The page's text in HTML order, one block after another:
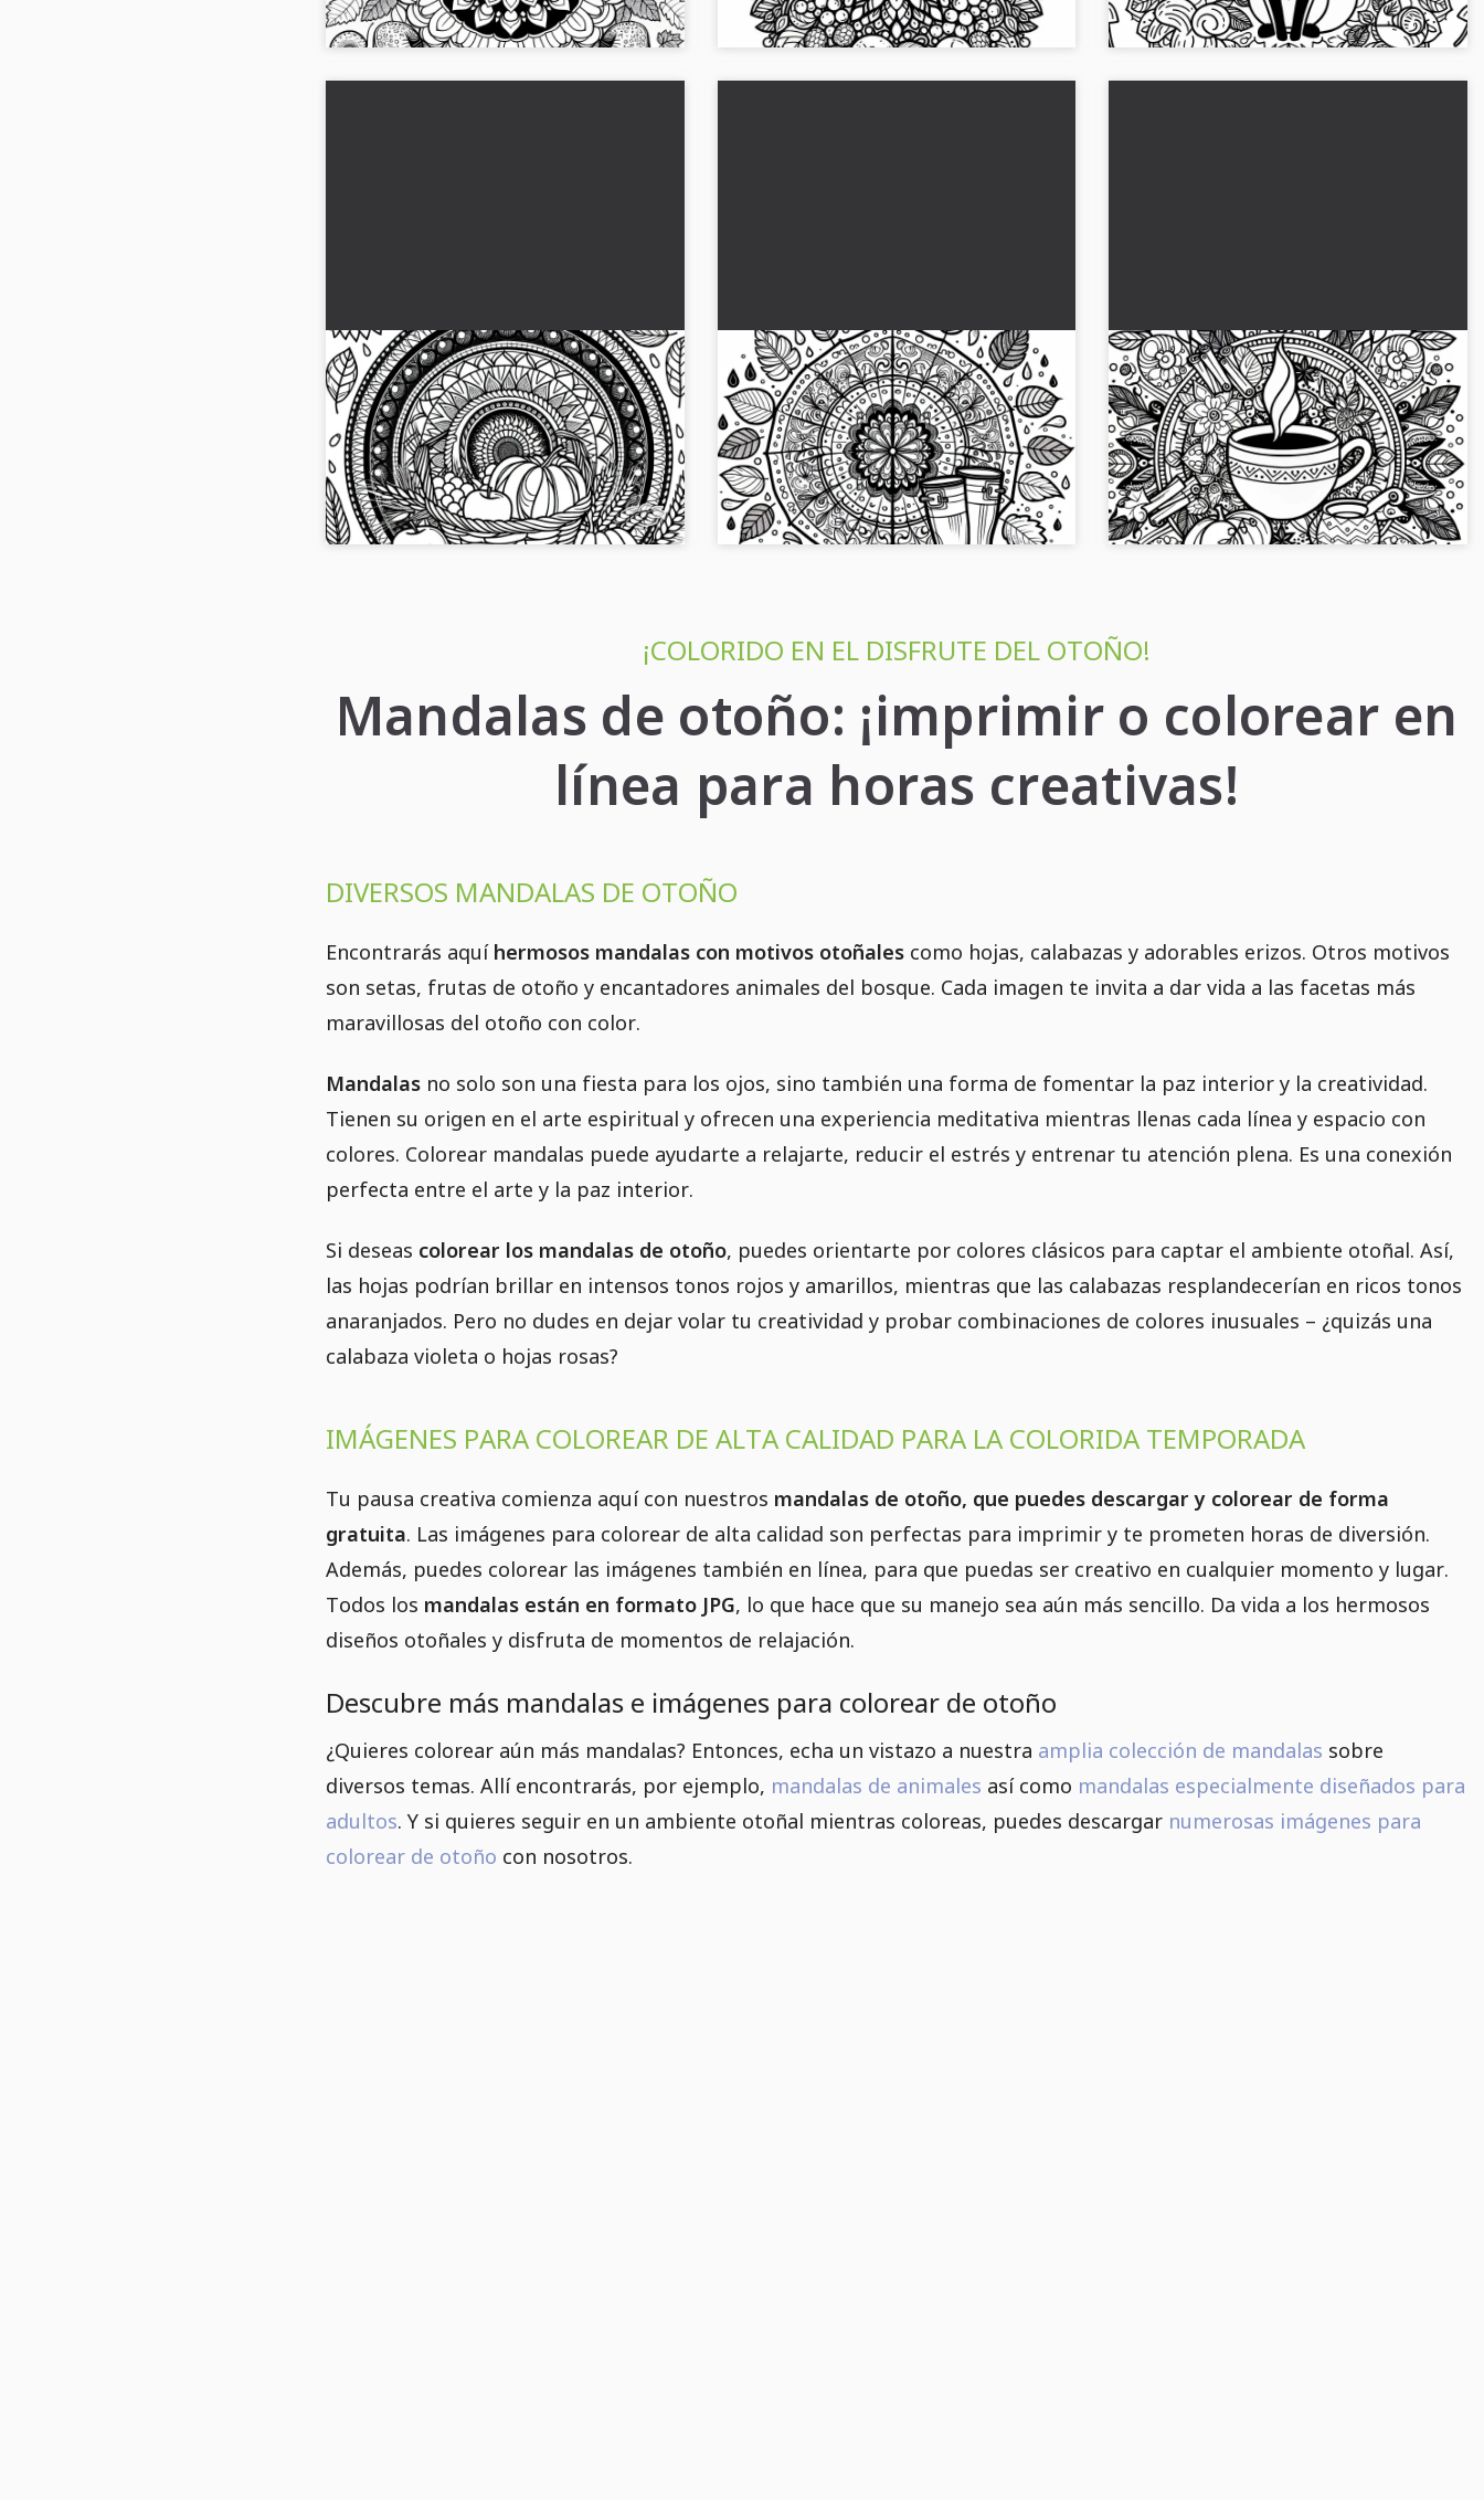
ahora!...
Descarga gratuita de una imagen
para colorear de mandala de otoño
para la cosecha
¡Experimenta horas creativas con nuestro
mandala de otoño gratuito! ¡Descarga la
imagen para colorear ahora!...
Mandala para colorear de lluvia para
el otoño - Descarga gratuita
Experimente el colorido mandala de lluvia para
colorear en otoño. ¡Descarga la hoja de
colorear gratuita y crea tus propios colores!...
Taza de té Mandala plantilla para
colorear otoño gratis
Descubre la plantilla de mandala para colorear
de tazas de té creativas para el otoño.
Descarga la imagen gratis y empieza a colorear
de inmediato...
¡COLORIDO EN EL DISFRUTE DEL OTOÑO!
Mandalas de otoño: ¡imprimir o colorear en
línea para horas creativas!
DIVERSOS MANDALAS DE OTOÑO
Encontrarás aquí hermosos mandalas con motivos otoñales como hojas, calabazas y adorables erizos. Otros motivos
son setas, frutas de otoño y encantadores animales del bosque. Cada imagen te invita a dar vida a las facetas más
maravillosas del otoño con color.
Mandalas no solo son una fiesta para los ojos, sino también una forma de fomentar la paz interior y la creatividad.
Tienen su origen en el arte espiritual y ofrecen una experiencia meditativa mientras llenas cada línea y espacio con
colores. Colorear mandalas puede ayudarte a relajarte, reducir el estrés y entrenar tu atención plena. Es una conexión
perfecta entre el arte y la paz interior.
Si deseas colorear los mandalas de otoño, puedes orientarte por colores clásicos para captar el ambiente otoñal. Así,
las hojas podrían brillar en intensos tonos rojos y amarillos, mientras que las calabazas resplandecerían en ricos tonos
anaranjados. Pero no dudes en dejar volar tu creatividad y probar combinaciones de colores inusuales – ¿quizás una
calabaza violeta o hojas rosas?
IMÁGENES PARA COLOREAR DE ALTA CALIDAD PARA LA COLORIDA TEMPORADA
Tu pausa creativa comienza aquí con nuestros mandalas de otoño, que puedes descargar y colorear de forma
gratuita. Las imágenes para colorear de alta calidad son perfectas para imprimir y te prometen horas de diversión.
Además, puedes colorear las imágenes también en línea, para que puedas ser creativo en cualquier momento y lugar.
Todos los mandalas están en formato JPG, lo que hace que su manejo sea aún más sencillo. Da vida a los hermosos
diseños otoñales y disfruta de momentos de relajación.
Descubre más mandalas e imágenes para colorear de otoño
¿Quieres colorear aún más mandalas? Entonces, echa un vistazo a nuestra amplia colección de mandalas sobre
diversos temas. Allí encontrarás, por ejemplo, mandalas de animales así como mandalas especialmente diseñados para
adultos. Y si quieres seguir en un ambiente otoñal mientras coloreas, puedes descargar numerosas imágenes para
colorear de otoño con nosotros.